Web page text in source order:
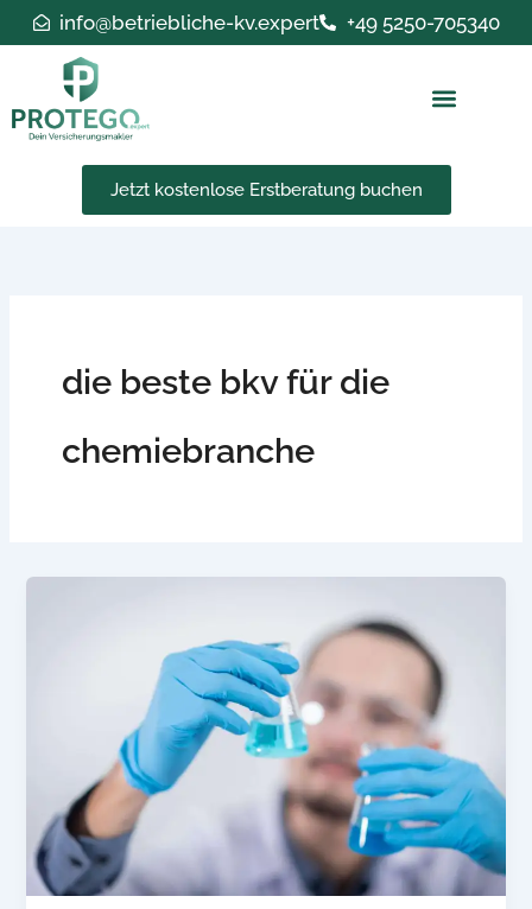
Inhalt
springen
info@betriebliche-kv.expert +49 5250-705340
Jetzt kostenlose Erstberatung buchen
die beste bkv für die
chemiebranche